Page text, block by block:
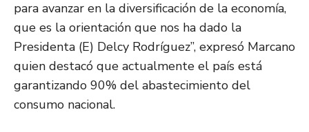
para avanzar en la diversificación de la economía,
que es la orientación que nos ha dado la
Presidenta (E) Delcy Rodríguez”, expresó Marcano
quien destacó que actualmente el país está
garantizando 90% del abastecimiento del
consumo nacional.